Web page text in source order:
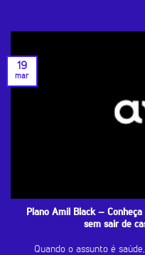
Plano Amil Black –
sem sair de
Quando o assunto é
19
mar